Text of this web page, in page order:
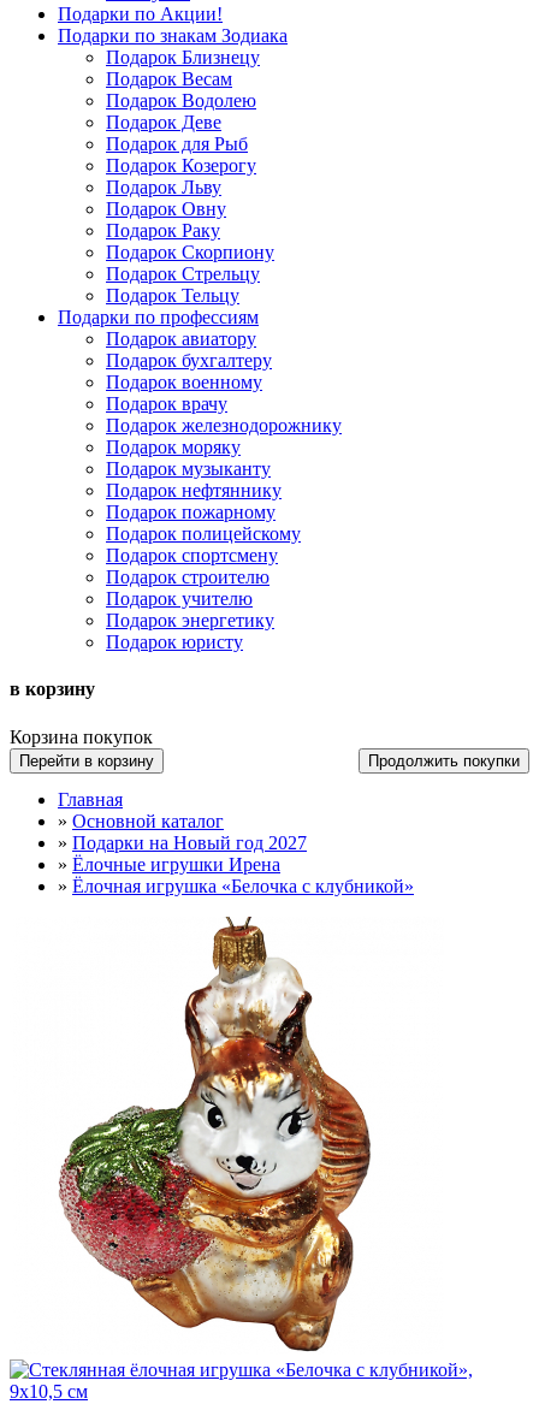
Подарки по Акции!
Подарки по знакам Зодиака
Подарок Близнецу
Подарок Весам
Подарок Водолею
Подарок Деве
Подарок для Рыб
Подарок Козерогу
Подарок Льву
Подарок Овну
Подарок Раку
Подарок Скорпиону
Подарок Стрельцу
Подарок Тельцу
Подарки по профессиям
Подарок авиатору
Подарок бухгалтеру
Подарок военному
Подарок врачу
Подарок железнодорожнику
Подарок моряку
Подарок музыканту
Подарок нефтяннику
Подарок пожарному
Подарок полицейскому
Подарок спортсмену
Подарок строителю
Подарок учителю
Подарок энергетику
Подарок юристу
в корзину
Корзина покупок
Перейти в корзину Продолжить покупки
Главная
» Основной каталог
» Подарки на Новый год 2027
» Ёлочные игрушки Ирена
» Ёлочная игрушка «Белочка с клубникой»